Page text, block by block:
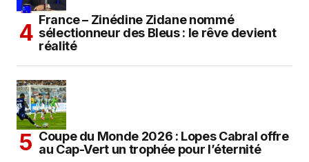
France – Zinédine Zidane nommé
sélectionneur des Bleus : le rêve devient
réalité
Coupe du Monde 2026 : Lopes Cabral offre
au Cap-Vert un trophée pour l’éternité